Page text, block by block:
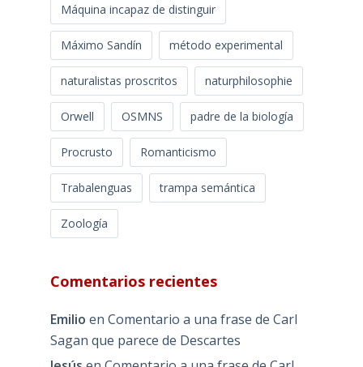
Máquina incapaz de distinguir
Máximo Sandín método experimental
naturalistas proscritos naturphilosophie
Orwell OSMNS padre de la biología
Procrusto Romanticismo
Trabalenguas trampa semántica
Zoología
Comentarios recientes
Emilio en Comentario a una frase de Carl
Sagan que parece de Descartes